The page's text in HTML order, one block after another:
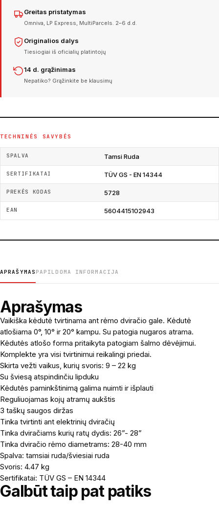
Greitas pristatymas
Omniva, LP Express, MultiParcels. 2–6 d.d.
Originalios dalys
Tiesiogiai iš oficialių platintojų
14 d. grąžinimas
Nepatiko? Grąžinkite be klausimų
TECHNINĖS SAVYBĖS
SPALVA Tamsi Ruda
SERTIFIKATAI TÜV GS - EN 14344
PREKĖS KODAS 5728
EAN 5604415102943
APRAŠYMAS PAPILDOMA INFORMACIJA
Aprašymas
Vaikiška kėdutė tvirtinama ant rėmo dviračio gale. Kėdutė
atlošiama 0°, 10° ir 20° kampu. Su patogia nugaros atrama.
Kėdutės atlošo forma pritaikyta patogiam šalmo dėvėjimui.
Komplekte yra visi tvirtinimui reikalingi priedai.
Skirta vežti vaikus, kurių svoris: 9 – 22 kg
Su šviesą atspindinčiu lipduku
Kėdutės paminkštinimą galima nuimti ir išplauti
Reguliuojamas kojų atramų aukštis
3 taškų saugos diržas
Tinka tvirtinti ant elektrinių dviračių
Tinka dviračiams kurių ratų dydis: 26”- 28”
Tinka dviračio rėmo diametrams: 28-40 mm
Spalva: tamsiai ruda/šviesiai ruda
Svoris: 4.47 kg
Sertifikatai: TÜV GS – EN 14344
Galbūt taip pat patiks